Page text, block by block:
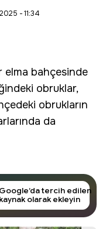
- 11:34
elma bahçesinde
obruklar,
obrukların
da
Google’da tercih edilen
olarak ekleyin